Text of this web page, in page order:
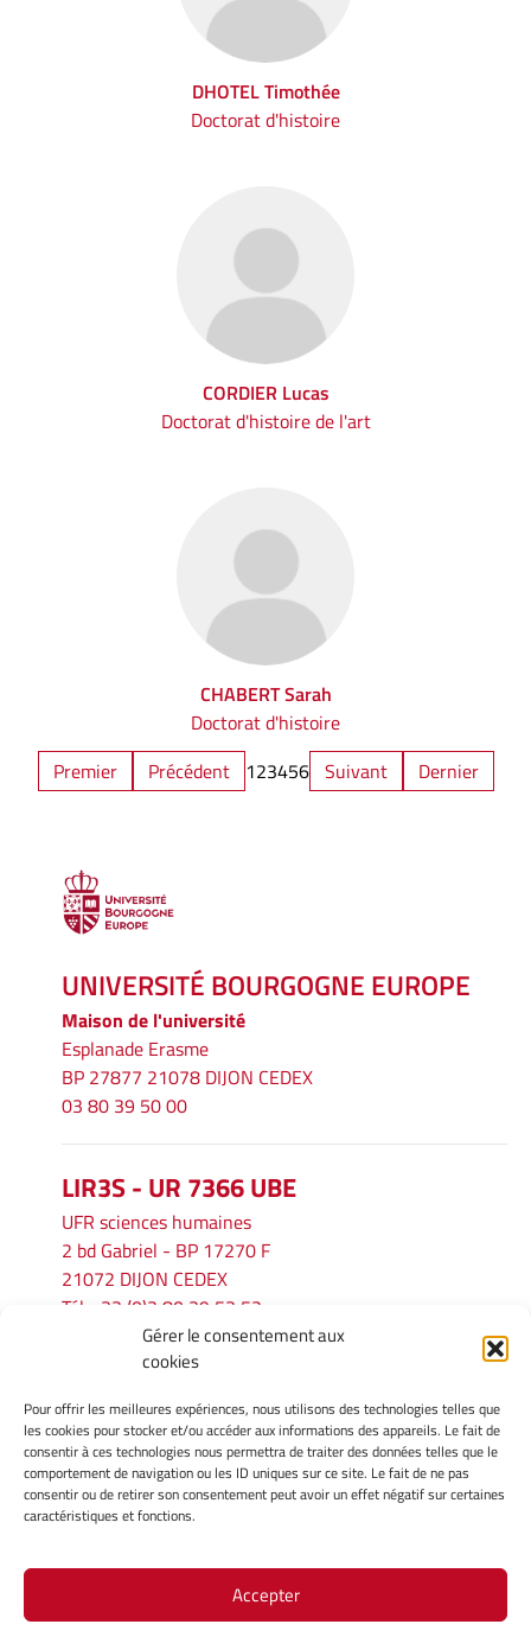
Gérer le consentement aux
cookies
Pour offrir les meilleures expériences, nous utilisons des technologies telles que
les cookies pour stocker et/ou accéder aux informations des appareils. Le fait de
consentir à ces technologies nous permettra de traiter des données telles que le
comportement de navigation ou les ID uniques sur ce site. Le fait de ne pas
consentir ou de retirer son consentement peut avoir un effet négatif sur certaines
caractéristiques et fonctions.
Accepter
DHOTEL Timothée
Doctorat d'histoire
CORDIER Lucas
Doctorat d'histoire de l'art
CHABERT Sarah
Doctorat d'histoire
Premier
Précédent 123456 Suivant Dernier
UNIVERSITÉ BOURGOGNE EUROPE
Maison de l'université
Esplanade Erasme
BP 27877 21078 DIJON CEDEX
03 80 39 50 00
LIR3S - UR 7366 UBE
UFR sciences humaines
2 bd Gabriel - BP 17270 F
21072 DIJON CEDEX
Tél. : 33 (0)3 80 39 53 52
lir3s@u-bourgogne.fr
INFORMATIONS LÉGALES
Mentions légales
Gérer mes cookies
Politique de cookies
Avertissement
Site Officiel - LIR3S @ 2026